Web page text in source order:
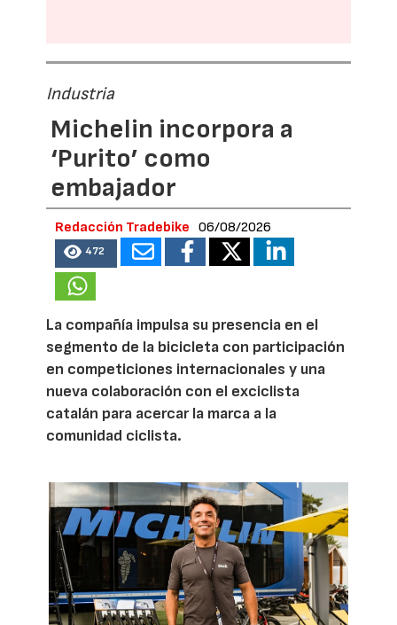
Industria
Michelin incorpora a
‘Purito’ como
embajador
Redacción Tradebike 06/08/2026
472
La compañía impulsa su presencia en el
segmento de la bicicleta con participación
en competiciones internacionales y una
nueva colaboración con el exciclista
catalán para acercar la marca a la
comunidad ciclista.